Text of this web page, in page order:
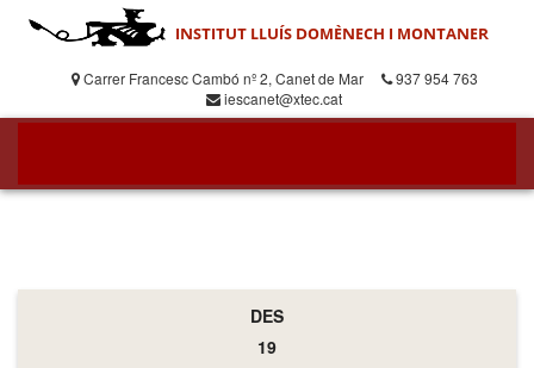
Carrer Francesc Cambó nº 2, Canet de Mar
937 954 763
iescanet@xtec.cat
DES
19